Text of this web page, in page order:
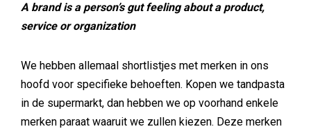
A brand is a person’s gut feeling about a product,
service or organization
We hebben allemaal shortlistjes met merken in ons
hoofd voor specifieke behoeften. Kopen we tandpasta
in de supermarkt, dan hebben we op voorhand enkele
merken paraat waaruit we zullen kiezen. Deze merken